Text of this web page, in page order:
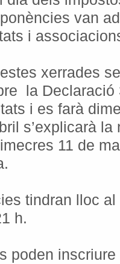
van
i
xerrades
la Declaració
i es farà
s’explicarà
11 de
tindran lloc
h.
poden